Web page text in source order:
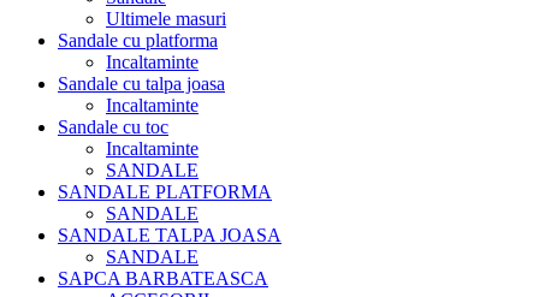
Ultimele masuri
Sandale cu platforma
Incaltaminte
Sandale cu talpa joasa
Incaltaminte
Sandale cu toc
Incaltaminte
SANDALE
SANDALE PLATFORMA
SANDALE
SANDALE TALPA JOASA
SANDALE
SAPCA BARBATEASCA